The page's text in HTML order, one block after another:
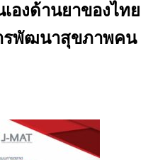
องด้านยาของไทย
รพัฒนาสุขภาพคน